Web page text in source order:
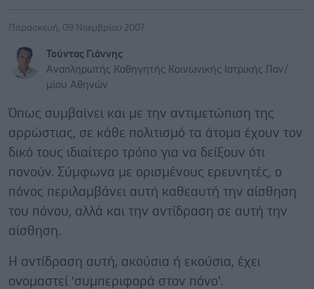
Παρασκευή, 09 Νοεμβρίου 2007
Τούντας Γιάννης
Αναπληρωτής Καθηγητής Κοινωνικής Ιατρικής Παν/
μίου Αθηνών
Όπως συμβαίνει και με την αντιμετώπιση της
αρρώστιας, σε κάθε πολιτισμό τα άτομα έχουν τον
δικό τους ιδιαίτερο τρόπο για να δείξουν ότι
πονούν. Σύμφωνα με ορισμένους ερευνητές, ο
πόνος περιλαμβάνει αυτή καθεαυτή την αίσθηση
του πόνου, αλλά και την αντίδραση σε αυτή την
αίσθηση.
Η αντίδραση αυτή, ακούσια ή εκούσια, έχει
ονομαστεί ‘συμπεριφορά στον πόνο’.